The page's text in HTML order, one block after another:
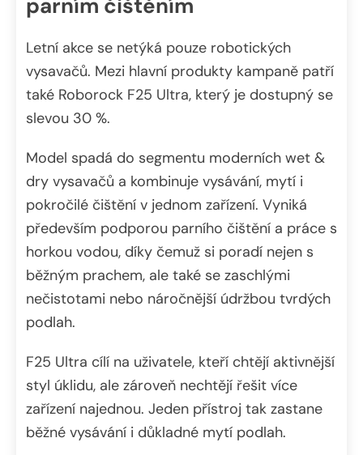
Letní akce se netýká pouze robotických
vysavačů. Mezi hlavní produkty kampaně patří
také Roborock F25 Ultra, který je dostupný se
slevou 30 %.
Model spadá do segmentu moderních wet &
dry vysavačů a kombinuje vysávání, mytí i
pokročilé čištění v jednom zařízení. Vyniká
především podporou parního čištění a práce s
horkou vodou, díky čemuž si poradí nejen s
běžným prachem, ale také se zaschlými
nečistotami nebo náročnější údržbou tvrdých
podlah.
F25 Ultra cílí na uživatele, kteří chtějí aktivnější
styl úklidu, ale zároveň nechtějí řešit více
zařízení najednou. Jeden přístroj tak zastane
běžné vysávání i důkladné mytí podlah.